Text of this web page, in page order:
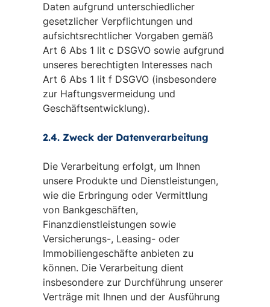
Daten aufgrund unterschiedlicher
gesetzlicher Verpflichtungen und
aufsichtsrechtlicher Vorgaben gemäß
Art 6 Abs 1 lit c DSGVO sowie aufgrund
unseres berechtigten Interesses nach
Art 6 Abs 1 lit f DSGVO (insbesondere
zur Haftungsvermeidung und
Geschäftsentwicklung).
2.4. Zweck der Datenverarbeitung
Die Verarbeitung erfolgt, um Ihnen
unsere Produkte und Dienstleistungen,
wie die Erbringung oder Vermittlung
von Bankgeschäften,
Finanzdienstleistungen sowie
Versicherungs-, Leasing- oder
Immobiliengeschäfte anbieten zu
können. Die Verarbeitung dient
insbesondere zur Durchführung unserer
Verträge mit Ihnen und der Ausführung